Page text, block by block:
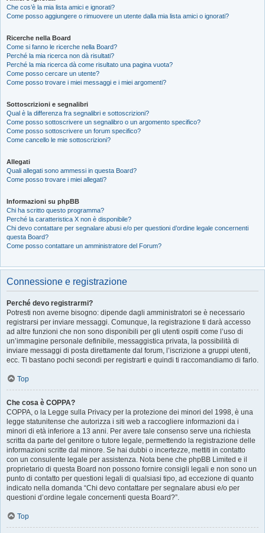
Che cos’è la mia lista amici e ignorati?
Come posso aggiungere o rimuovere un utente dalla mia lista amici o ignorati?
Ricerche nella Board
Come si fanno le ricerche nella Board?
Perché la mia ricerca non dà risultati?
Perché la mia ricerca dà come risultato una pagina vuota?
Come posso cercare un utente?
Come posso trovare i miei messaggi e i miei argomenti?
Sottoscrizioni e segnalibri
Qual è la differenza fra segnalibri e sottoscrizioni?
Come posso sottoscrivere un segnalibro o un argomento specifico?
Come posso sottoscrivere un forum specifico?
Come cancello le mie sottoscrizioni?
Allegati
Quali allegati sono ammessi in questa Board?
Come posso trovare i miei allegati?
Informazioni su phpBB
Chi ha scritto questo programma?
Perché la caratteristica X non è disponibile?
Chi devo contattare per segnalare abusi e/o per questioni d’ordine legale concernenti
questa Board?
Come posso contattare un amministratore del Forum?
Connessione e registrazione
Perché devo registrarmi?
Potresti non averne bisogno: dipende dagli amministratori se è necessario
registrarsi per inviare messaggi. Comunque, la registrazione ti darà accesso
ad altre funzioni che non sono disponibili per gli utenti ospiti come l’uso di
un’immagine personale definibile, messaggistica privata, la possibilità di
inviare messaggi di posta direttamente dal forum, l’iscrizione a gruppi utenti,
ecc. Ti bastano pochi secondi per registrarti e quindi ti raccomandiamo di farlo.
Top
Che cosa è COPPA?
COPPA, o la Legge sulla Privacy per la protezione dei minori del 1998, è una
legge statunitense che autorizza i siti web a raccogliere informazioni da i
minori di età inferiore a 13 anni. Per avere tale consenso serve una richiesta
scritta da parte del genitore o tutore legale, permettendo la registrazione delle
informazioni scritte dal minore. Se hai dubbi o incertezze, mettiti in contatto
con un consulente legale per assistenza. Nota bene che phpBB Limited e il
proprietario di questa Board non possono fornire consigli legali e non sono un
punto di contatto per questioni legali di qualsiasi tipo, ad eccezione di quanto
indicato nella domanda “Chi devo contattare per segnalare abusi e/o per
questioni d’ordine legale concernenti questa Board?”.
Top